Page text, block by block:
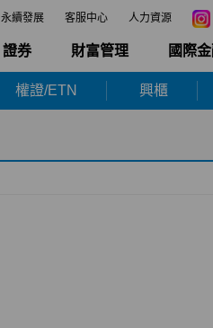
永續發展 客服中心 人力資源
證券 財富管理 國際
權證/ETN 興櫃